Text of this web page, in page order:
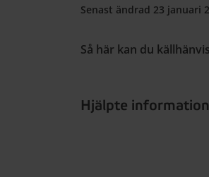
Senast ändrad 23 januari
Så här kan du
Hjälpte